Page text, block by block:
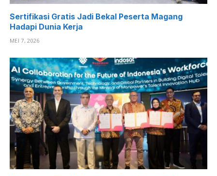
Sertifikasi Gratis Jadi Bekal Peserta Magang
Hadapi Dunia Kerja
MEI 7, 2026